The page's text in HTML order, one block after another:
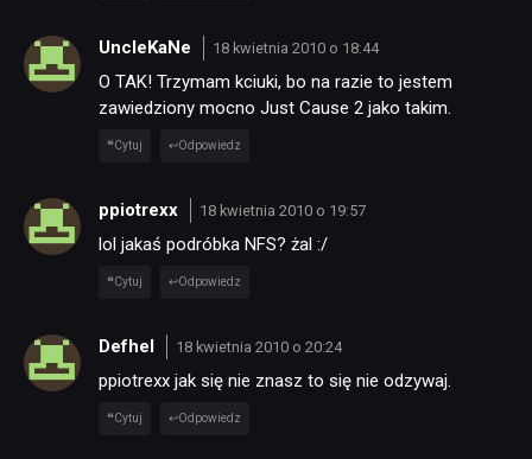
UncleKaNe 18 kwietnia 2010 o 18:44
O TAK! Trzymam kciuki, bo na razie to jestem
zawiedziony mocno Just Cause 2 jako takim.
Cytuj Odpowiedz
ppiotrexx 18 kwietnia 2010 o 19:57
lol jakaś podróbka NFS? żal :/
Cytuj Odpowiedz
Defhel 18 kwietnia 2010 o 20:24
ppiotrexx jak się nie znasz to się nie odzywaj.
Cytuj Odpowiedz